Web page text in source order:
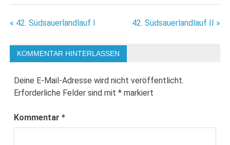
Beitragsnavigation
« 42. Südsauerlandlauf I 42. Südsauerlandlauf II »
KOMMENTAR HINTERLASSEN
Deine E-Mail-Adresse wird nicht veröffentlicht.
Erforderliche Felder sind mit* markiert
Kommentar*